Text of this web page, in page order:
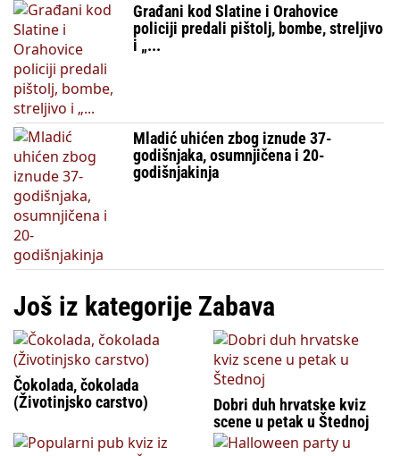
Građani kod Slatine i Orahovice
policiji predali pištolj, bombe, streljivo
i „...
Mladić uhićen zbog iznude 37-
godišnjaka, osumnjičena i 20-
godišnjakinja
Još iz kategorije Zabava
Čokolada, čokolada
(Životinjsko carstvo)
Dobri duh hrvatske kviz
scene u petak u Štednoj